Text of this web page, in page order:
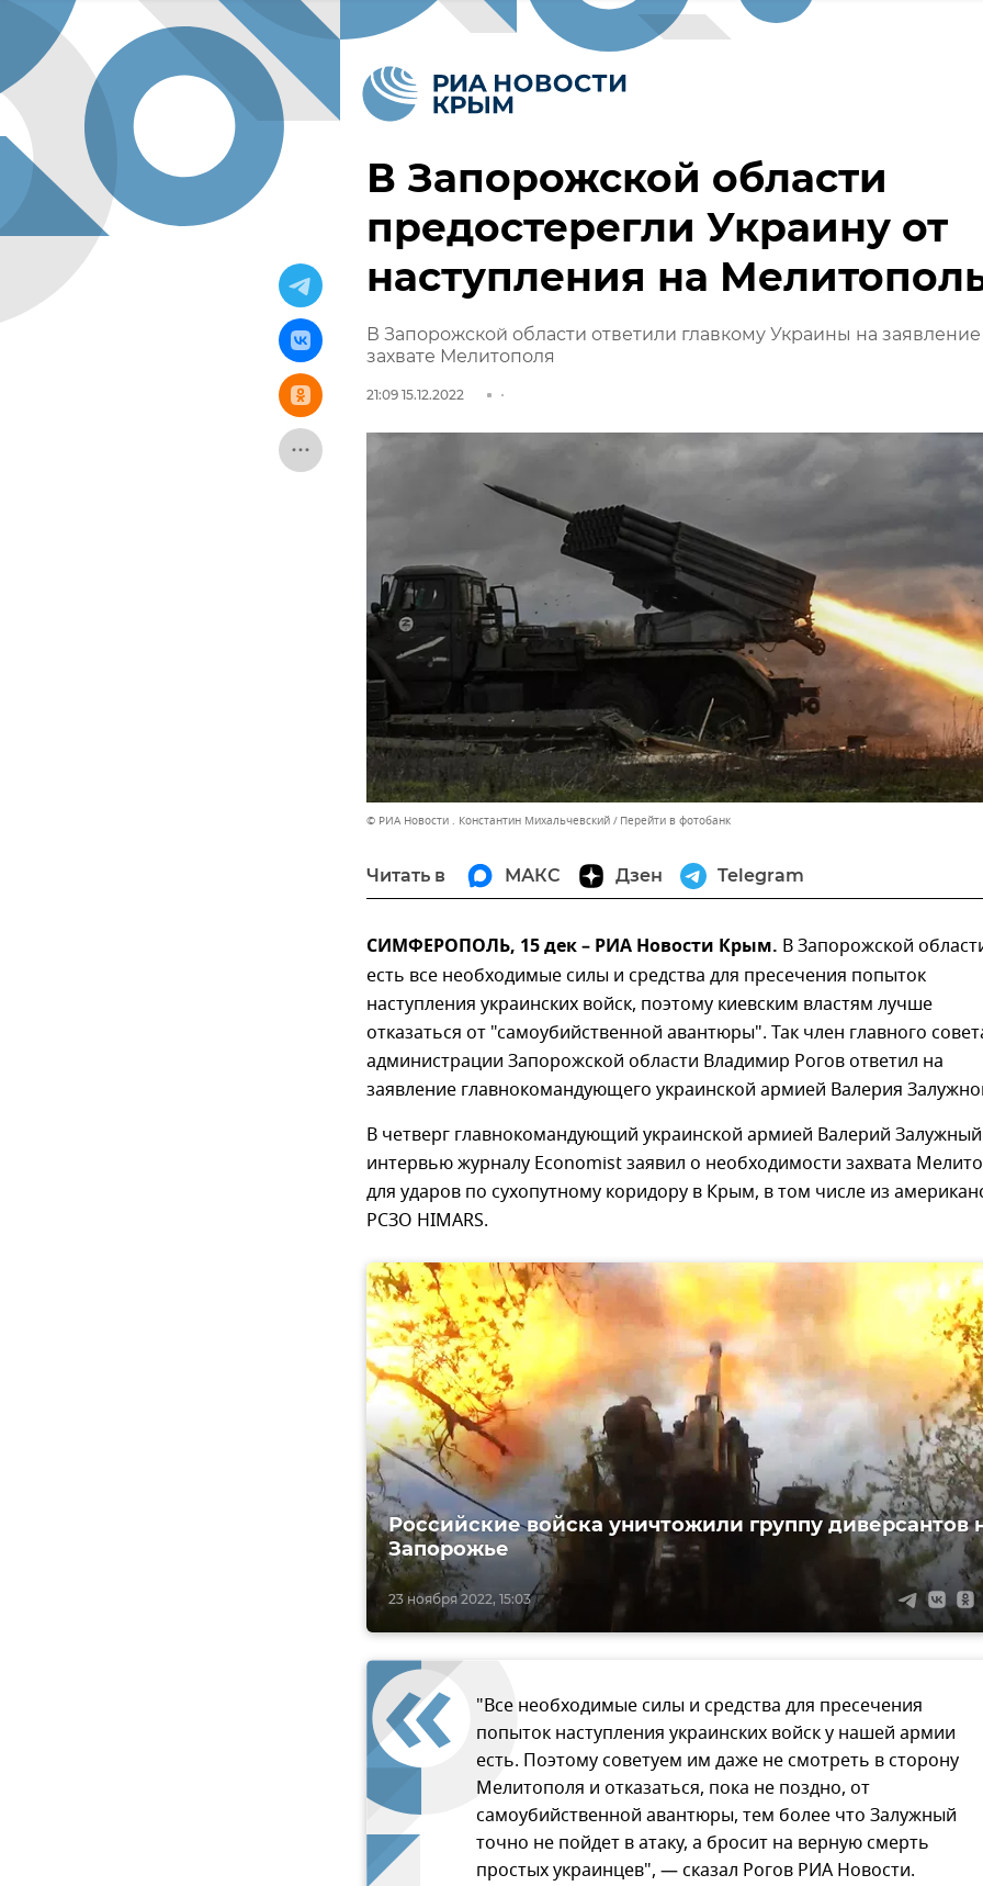
В Запорожской области
предостерегли Украину от
наступления на
В Запорожской области ответили главкому Украины на
захвате Мелитополя
21:09 15.12.2022
© РИА Новости . Константин Михальчевский Перейти в фотобанк
Читать в МАКС Дзен Telegram
СИМФЕРОПОЛЬ, 15 дек – РИА Новости Крым. В Запорожской
есть все необходимые силы и средства для пресечения попыток
наступления украинских войск, поэтому киевским властям лучше
отказаться от "самоубийственной авантюры". Так член главного
администрации Запорожской области Владимир Рогов ответил на
заявление главнокомандующего украинской армией Валерия
В четверг главнокомандующий украинской армией Валерий
интервью журналу Economist заявил о необходимости захвата
для ударов по сухопутному коридору в Крым, в том числе из
РСЗО HIMARS.
23 ноября 2022, 15:03
Российские войска уничтожили группу диверсантов
Запорожье
"Все необходимые силы и средства для пресечения
попыток наступления украинских войск у нашей армии
есть. Поэтому советуем им даже не смотреть в сторону
Мелитополя и отказаться, пока не поздно, от
самоубийственной авантюры, тем более что Залужный
точно не пойдет в атаку, а бросит на верную смерть
простых украинцев", — сказал Рогов РИА Новости.